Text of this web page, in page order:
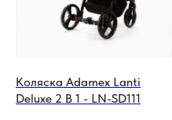
Коляска Adamex Lanti
Deluxe 2 В 1 - LN-SD111